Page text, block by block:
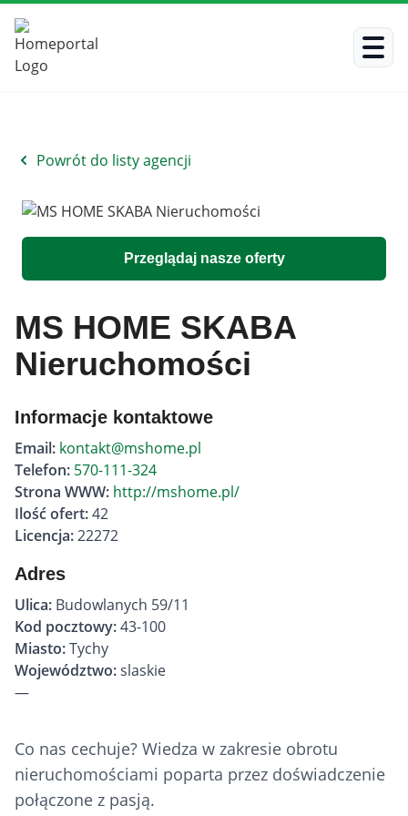
Powrót do listy agencji
Przeglądaj nasze oferty
MS HOME SKABA
Nieruchomości
Informacje kontaktowe
Email: kontakt@mshome.pl
Telefon: 570-111-324
Strona WWW: http://mshome.pl/
Ilość ofert:42
Licencja:22272
Adres
Ulica: Budowlanych 59/11
Kod pocztowy:43-100
Miasto:Tychy
Województwo:slaskie
—
Co nas cechuje? Wiedza w zakresie obrotu
nieruchomościami poparta przez doświadczenie
połączone z pasją.